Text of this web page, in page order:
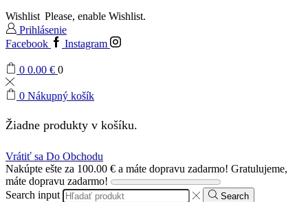
Wishlist Please, enable Wishlist.
Prihlásenie
Facebook
Instagram
0 0.00 € 0
0 Nákupný košík
Žiadne produkty v košíku.
Vrátiť sa Do Obchodu
Nakúpte ešte za 100.00 € a máte dopravu zadarmo! Gratulujeme,
máte dopravu zadarmo!
Search input
Search